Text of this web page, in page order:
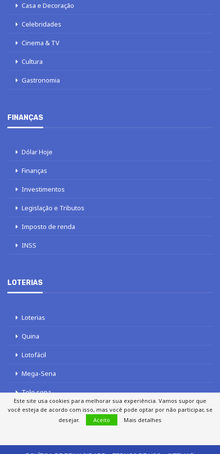
Casa e Decoração
Celebridades
Cinema & TV
Cultura
Gastronomia
FINANÇAS
Dólar Hoje
Finanças
Investimentos
Legislação e Tributos
Imposto de renda
INSS
LOTERIAS
Loterias
Quina
Lotofácil
Mega-Sena
Tele sena
Este site usa cookies para melhorar sua experiência. Vamos supor que
você esteja de acordo com isso, mas você pode optar por não participar, se
desejar.
Aceito Mais detalhes